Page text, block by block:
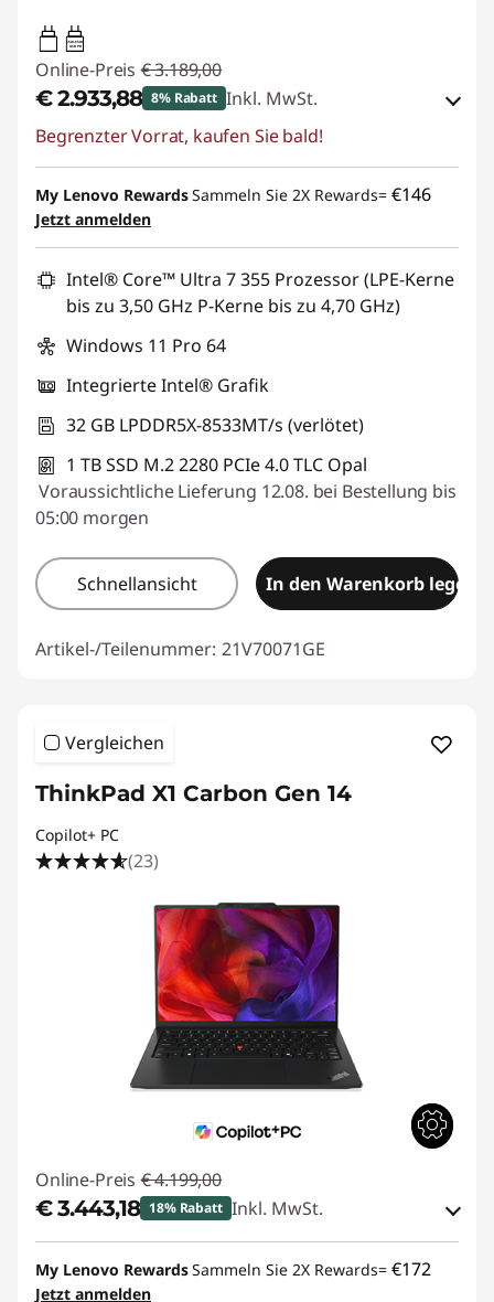
65W-65W
USB PD
Online-Preis € 3.189,00
€ 2.933,88 8% Rabatt Inkl. MwSt.
eCoupon-Rabatt :-€ 255,12
eCoupon :THINKDEAL
Begrenzter Vorrat, kaufen Sie bald!
My Lenovo RewardsSammeln Sie 2X Rewards= €146
Jetzt anmelden
Intel® Core™ Ultra 7 355 Prozessor (LPE-Kerne
bis zu 3,50 GHz P-Kerne bis zu 4,70 GHz)
Windows 11 Pro 64
Integrierte Intel® Grafik
32 GB LPDDR5X-8533MT/s (verlötet)
1 TB SSD M.2 2280 PCIe 4.0 TLC Opal
Voraussichtliche Lieferung 12.08. bei Bestellung bis
05:00 morgen
Schnellansicht In den Warenkorb legen
Artikel-/Teilenummer: 21V70071GE
Vergleichen
ThinkPad X1 Carbon Gen 14
Copilot+ PC
(23)
Online-Preis € 4.199,00
€ 3.443,18 18% Rabatt Inkl. MwSt.
eCoupon-Rabatt :-€ 755,82
My Lenovo RewardsSammeln Sie 2X Rewards= €172
Jetzt anmelden